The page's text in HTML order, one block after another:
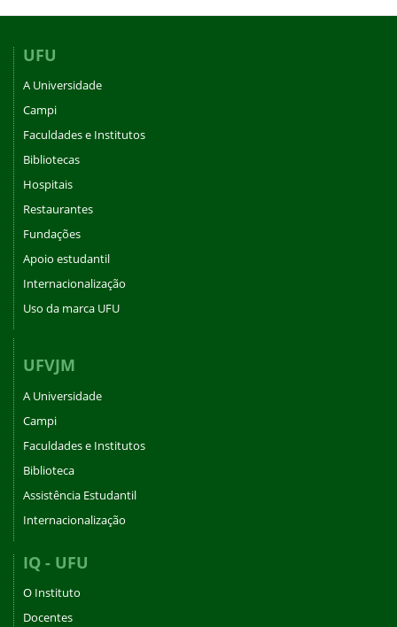
UFU
A Universidade
Campi
Faculdades e Institutos
Bibliotecas
Hospitais
Restaurantes
Fundações
Apoio estudantil
Internacionalização
Uso da marca UFU
UFVJM
A Universidade
Campi
Faculdades e Institutos
Biblioteca
Assistência Estudantil
Internacionalização
IQ - UFU
O Instituto
Docentes